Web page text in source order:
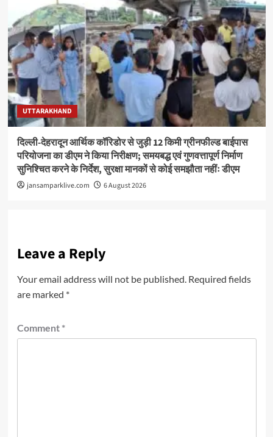
UTTARAKHAND
दिल्ली-देहरादून आर्थिक कॉरिडोर से जुड़ी 12 किमी ग्रीनफील्ड बाईपास
परियोजना का डीएम ने किया निरीक्षण; समयबद्ध एवं गुणवत्तापूर्ण निर्माण
सुनिश्चित करने के निर्देश, सुरक्षा मानकों से कोई समझौता नहींः डीएम
jansamparklive.com 6 August 2026
Leave a Reply
Your email address will not be published. Required fields
are marked *
Comment *